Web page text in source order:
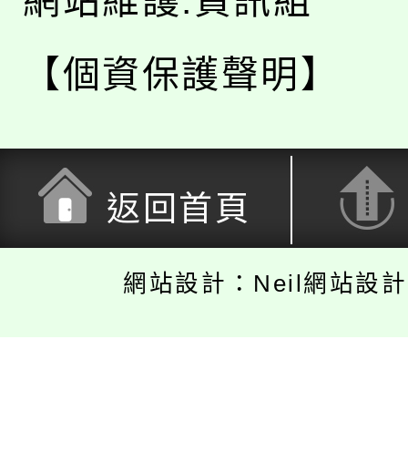
【個資保護聲明】
返回首頁
網站設計：Neil網站設